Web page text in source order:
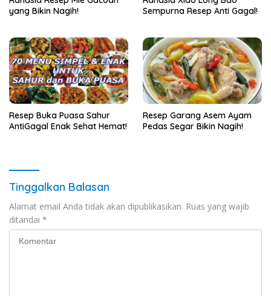
yang Bikin Nagih!
Sempurna Resep Anti Gagal!
Resep Buka Puasa Sahur
AntiGagal Enak Sehat Hemat!
Resep Garang Asem Ayam
Pedas Segar Bikin Nagih!
Tinggalkan Balasan
Alamat email Anda tidak akan dipublikasikan. Ruas yang wajib
ditandai *